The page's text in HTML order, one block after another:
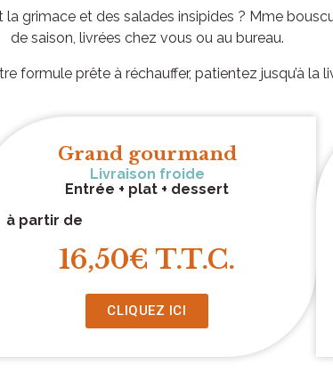
grimace et des salades insipides ? Mme
de saison, livrées chez vous ou au bureau.
formule prête à réchauffer, patientez jusqu’à
Grand gourmand
Livraison froide
Entrée + plat + dessert
à partir de
16,50€ T.T.C.
CLIQUEZ ICI